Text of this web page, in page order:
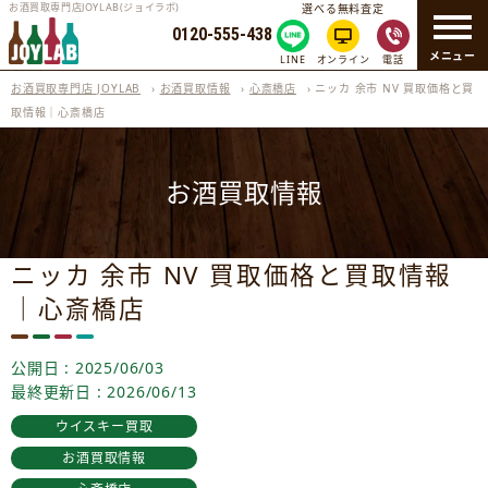
メニュー
お酒買取専門店JOYLAB(ジョイラボ)
0120-555-438
選べる無料査定
LINE オンライン 電話
お酒買取専門店 JOYLAB › お酒買取情報 › 心斎橋店 › ニッカ 余市 NV 買取価格と買
取情報｜心斎橋店
お酒買取情報
ニッカ 余市 NV 買取価格と買取情報
｜心斎橋店
公開日 : 2025/06/03
最終更新日 : 2026/06/13
ウイスキー買取
お酒買取情報